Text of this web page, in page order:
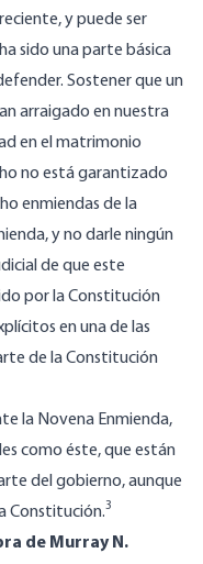
y puede ser
sido una parte básica
Sostener que un
arraigado en nuestra
en el matrimonio
no está garantizado
enmiendas de la
y no darle ningún
de que este
por la Constitución
en una de las
de la Constitución
la Novena Enmienda,
como éste, que están
del gobierno, aunque
Constitución.3
de Murray N.